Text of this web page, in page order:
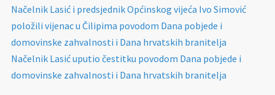
Načelnik Lasić i predsjednik Općinskog vijeća Ivo Simović
položili vijenac u Čilipima povodom Dana pobjede i
domovinske zahvalnosti i Dana hrvatskih branitelja
Načelnik Lasić uputio čestitku povodom Dana pobjede i
domovinske zahvalnosti i Dana hrvatskih branitelja